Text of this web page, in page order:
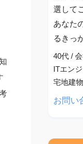
選して
あなた
るきっ
40代 /
ITエン
宅地建
お問い